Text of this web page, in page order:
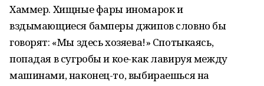
Хаммер. Хищные фары иномарок и
вздымающиеся бамперы джипов словно бы
говорят: «Мы здесь хозяева!» Спотыкаясь,
попадая в сугробы и кое-как лавируя между
машинами, наконец-то, выбираешься на